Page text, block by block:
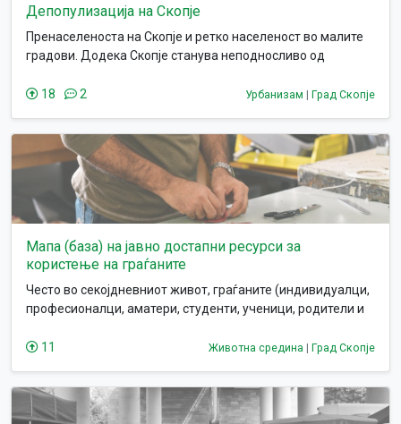
Депопулизација на Скопје
Пренаселеноста на Скопје и ретко населеност во малите
градови. Додека Скопје станува неподносливо од
живеење.
18 2 Урбанизам | Град Скопје
Мапа (база) на јавно достапни ресурси за
користење на граѓаните
Често во секојдневниот живот, граѓаните (индивидуалци,
професионалци, аматери, студенти, ученици, родители и
технологија и слични ресурси) кои им се потребни за
проблем, а најчесто не можат самите да ги купат, да ги
обезбедат или да имаат пристап до нив.
11 Животна средина | Град Скопје